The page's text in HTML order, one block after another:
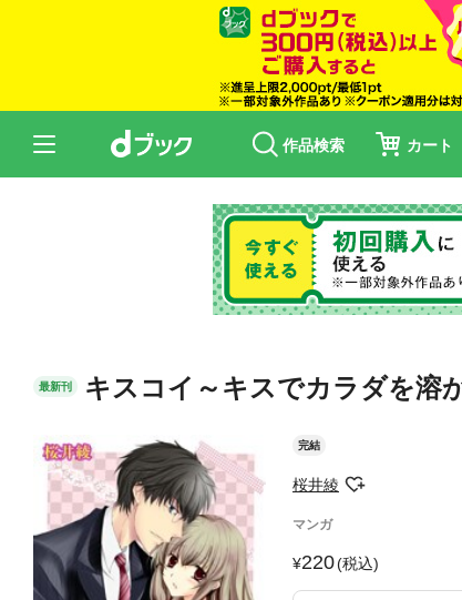
作品検索 カート
最新刊 キスコイ～キスでカラダを溶
完結
桜井綾
マンガ
220(税込)